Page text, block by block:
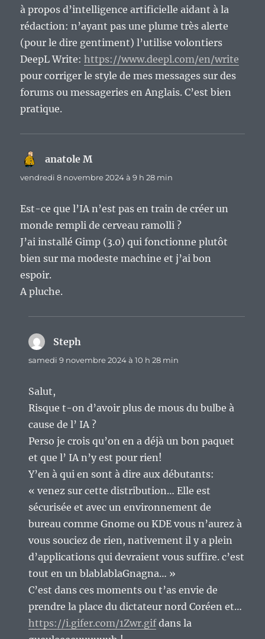
à propos d’intelligence artificielle aidant à la
rédaction: n’ayant pas une plume très alerte
(pour le dire gentiment) l’utilise volontiers
DeepL Write:https://www.deepl.com/en/write
pour corriger le style de mes messages sur des
forums ou messageries en Anglais. C’est bien
pratique.
anatole Mdit :
vendredi 8 novembre 2024 à 9 h 28 min
Est-ce que l’IA n’est pas en train de créer un
monde rempli de cerveau ramolli ?
J’ai installé Gimp (3.0) qui fonctionne plutôt
bien sur ma modeste machine et j’ai bon
espoir.
A pluche.
Steph
samedi 9 novembre 2024 à 10 h 28 min
Salut,
Risque t-on d’avoir plus de mous du bulbe à
cause de l’ IA ?
Perso je crois qu’on en a déjà un bon paquet
et que l’ IA n’y est pour rien!
Y’en à qui en sont à dire aux débutants:
« venez sur cette distribution… Elle est
sécurisée et avec un environnement de
bureau comme Gnome ou KDE vous n’aurez à
vous souciez de rien, nativement il y a plein
d’applications qui devraient vous suffire. c’est
tout en un blablablaGnagna… »
C’est dans ces moments ou t’as envie de
prendre la place du dictateur nord Coréen et…
https://i.gifer.com/1Zwr.gifdans la